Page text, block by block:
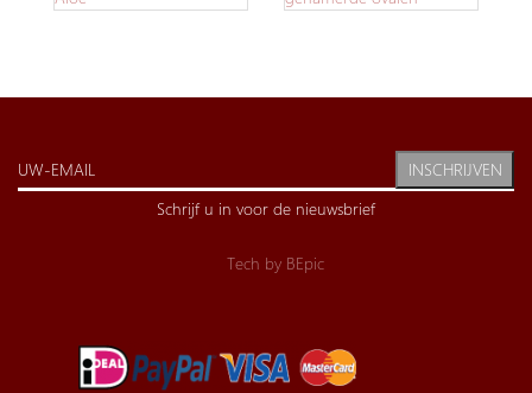
INSCHRIJVEN
Schrijf u in voor de nieuwsbrief
Tech by BEpic